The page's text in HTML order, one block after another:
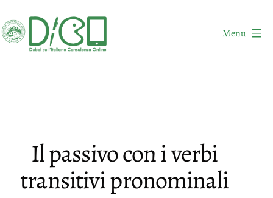
al
contenuto
Online
Menu
Il passivo con i verbi
transitivi pronominali